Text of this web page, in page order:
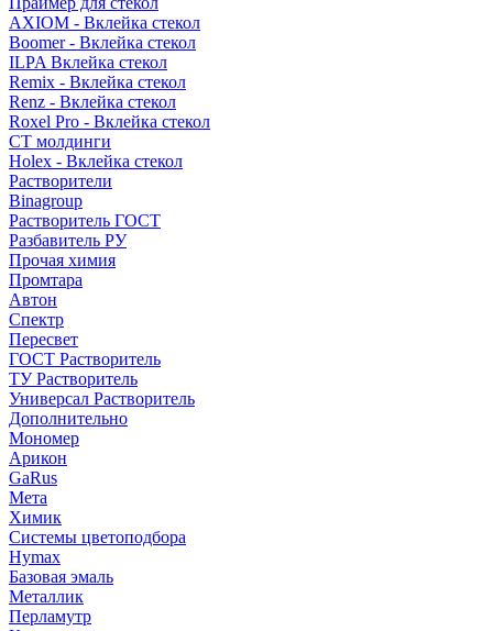
AXIOM - Вклейка стекол
Boomer - Вклейка стекол
ILPA Вклейка стекол
Remix - Вклейка стекол
Renz - Вклейка стекол
Roxel Pro - Вклейка стекол
СТ молдинги
Holex - Вклейка стекол
Растворители
Binagroup
Растворитель ГОСТ
Разбавитель РУ
Прочая химия
Промтара
Автон
Спектр
Пересвет
ГОСТ Растворитель
ТУ Растворитель
Универсал Растворитель
Дополнительно
Мономер
Арикон
GaRus
Мета
Химик
Системы цветоподбора
Hymax
Базовая эмаль
Металлик
Перламутр